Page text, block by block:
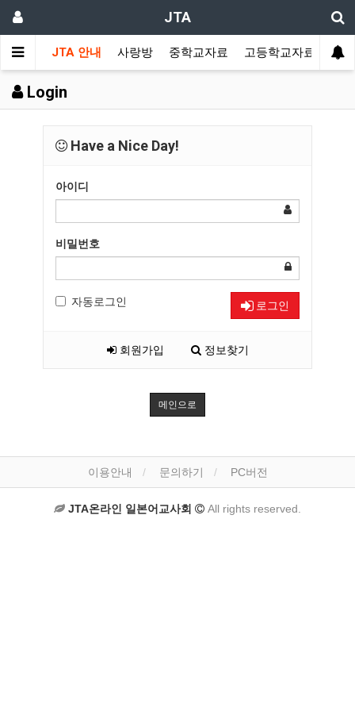
JTA
JTA 안내 사랑방 중학교자료 고등학교자료 멀
Login
Have a Nice Day!
아이디
비밀번호
자동로그인 로그인
회원가입 정보찾기
메인으로
이용안내 문의하기 PC버전
JTA온라인 일본어교사회 All rights reserved.